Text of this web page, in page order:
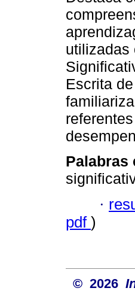
utilizadas
Escrita
Palabras
·
pdf )
© 2026